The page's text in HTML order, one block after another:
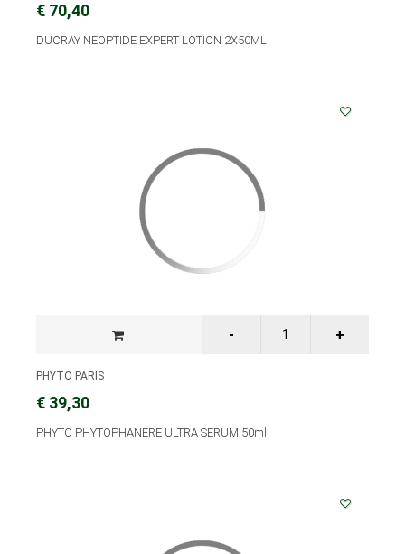
€ 70,40
DUCRAY NEOPTIDE EXPERT LOTION 2X50ML
PHYTO PARIS
€ 39,30
PHYTO PHYTOPHANERE ULTRA SERUM 50ml